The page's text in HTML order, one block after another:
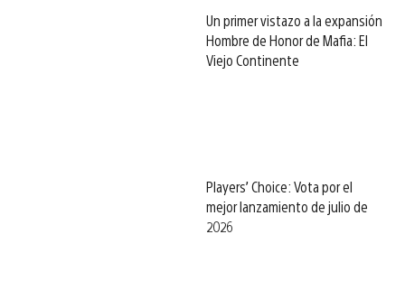
Un primer vistazo a la expansión
Hombre de Honor de Mafia: El
Viejo Continente
Players’ Choice: Vota por el
mejor lanzamiento de julio de
2026